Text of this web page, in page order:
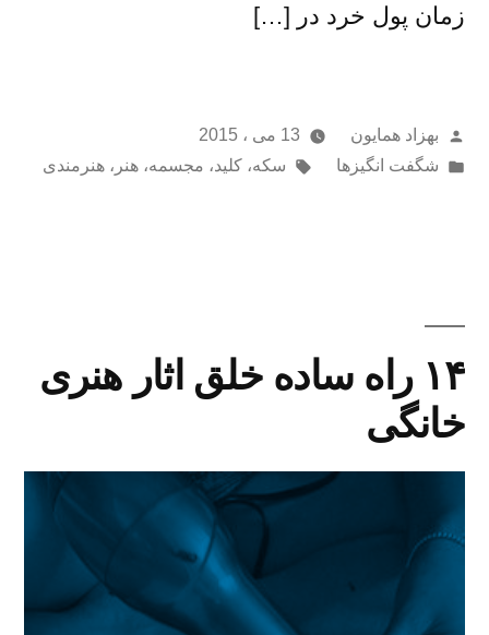
زمان پول خرد در […]
از
بهزاد همایون
13 می ، 2015
ارسال
شگفت انگیزها برچسب‌ها:
سکه، کلید، مجسمه، هنر ، هنرمندی
۱۴ راه ساده خلق اثار هنری
خانگی